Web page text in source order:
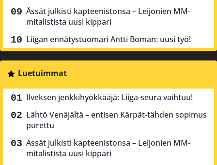
Ässät julkisti kapteenistonsa – Leijonien MM-
mitalistista uusi kippari
Liigan ennätystuomari Antti Boman: uusi työ!
Luetuimmat
Ilveksen jenkkihyökkääjä: Liiga-seura vaihtuu!
Lähtö Venäjältä – entisen Kärpät-tähden sopimus
purettu
Ässät julkisti kapteenistonsa – Leijonien MM-
mitalistista uusi kippari